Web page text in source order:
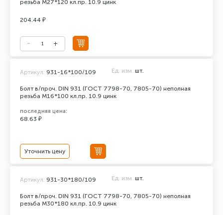
резьба М27*120 кл.пр. 10.9 цинк
204.44 ₽
Болт в/проч. DIN 931 (ГОСТ 7798-70, 7805-70) неполная
резьба М16*100 кл.пр. 10.9 цинк
Артикул: 931-16*100/109 Ед. изм. шт.
последняя цена:
68.63 ₽
Уточнить цену
Болт в/проч. DIN 931 (ГОСТ 7798-70, 7805-70) неполная
резьба М30*180 кл.пр. 10.9 цинк
Артикул: 931-30*180/109 Ед. изм. шт.